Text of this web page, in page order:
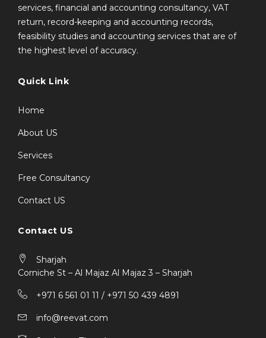
services, financial and accounting consultancy, VAT
return, record-keeping and accounting records,
feasibility studies and accounting services that are of
the highest level of accuracy.
Quick Link
Home
About US
Services
Free Consultancy
Contact US
Contact US
Sharjah
Corniche St – Al Majaz Al Majaz 3 – Sharjah
+971 6 561 01 11 / ‎+971 50 439 4891
info@reevat.com